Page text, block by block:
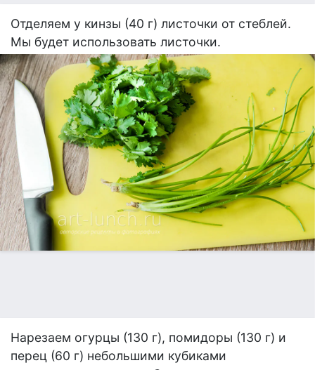
Отделяем у кинзы (40 г) листочки от стеблей.
Мы будет использовать листочки.
Нарезаем огурцы (130 г), помидоры (130 г) и
перец (60 г) небольшими кубиками